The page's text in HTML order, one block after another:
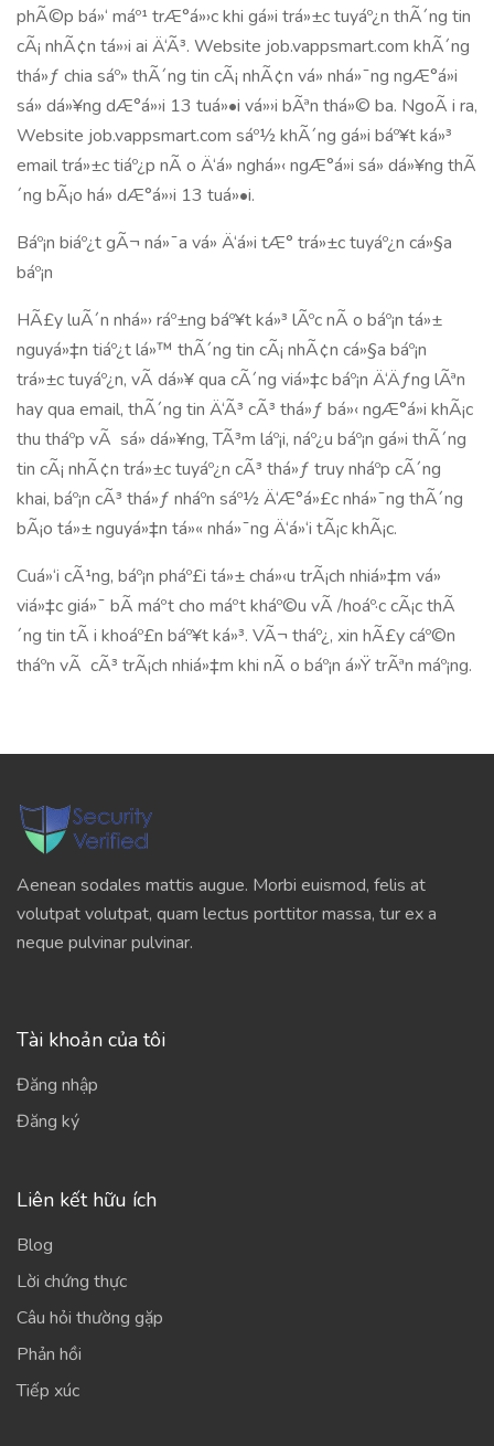
phÃ©p bá»‘ máº¹ trÆ°á»›c khi gá»­i trá»±c tuyáº¿n thÃ´ng tin
cÃ¡ nhÃ¢n tá»›i ai Ä‘Ã³. Website job.vappsmart.com khÃ´ng
thá»ƒ chia sáº» thÃ´ng tin cÃ¡ nhÃ¢n vá» nhá»¯ng ngÆ°á»i
sá»­ dá»¥ng dÆ°á»›i 13 tuá»•i vá»›i bÃªn thá»© ba. NgoÃ i ra,
Website job.vappsmart.com sáº½ khÃ´ng gá»­i báº¥t ká»³
email trá»±c tiáº¿p nÃ o Ä‘á» nghá»‹ ngÆ°á»i sá»­ dá»¥ng thÃ
´ng bÃ¡o há» dÆ°á»›i 13 tuá»•i.
Báº¡n biáº¿t gÃ¬ ná»¯a vá» Ä‘á»i tÆ° trá»±c tuyáº¿n cá»§a
báº¡n
HÃ£y luÃ´n nhá»› ráº±ng báº¥t ká»³ lÃºc nÃ o báº¡n tá»±
nguyá»‡n tiáº¿t lá»™ thÃ´ng tin cÃ¡ nhÃ¢n cá»§a báº¡n
trá»±c tuyáº¿n, vÃ­ dá»¥ qua cÃ´ng viá»‡c báº¡n Ä‘Äƒng lÃªn
hay qua email, thÃ´ng tin Ä‘Ã³ cÃ³ thá»ƒ bá»‹ ngÆ°á»i khÃ¡c
thu tháº­p vÃ sá»­ dá»¥ng, TÃ³m láº¡i, náº¿u báº¡n gá»­i thÃ´ng
tin cÃ¡ nhÃ¢n trá»±c tuyáº¿n cÃ³ thá»ƒ truy nháº­p cÃ´ng
khai, báº¡n cÃ³ thá»ƒ nháº­n sáº½ Ä‘Æ°á»£c nhá»¯ng thÃ´ng
bÃ¡o tá»± nguyá»‡n tá»« nhá»¯ng Ä‘á»‘i tÃ¡c khÃ¡c.
Cuá»‘i cÃ¹ng, báº¡n pháº£i tá»± chá»‹u trÃ¡ch nhiá»‡m vá»
viá»‡c giá»¯ bÃ­ máº­t cho máº­t kháº©u vÃ /hoáº·c cÃ¡c thÃ
´ng tin tÃ i khoáº£n báº¥t ká»³. VÃ¬ tháº¿, xin hÃ£y cáº©n
tháº­n vÃ cÃ³ trÃ¡ch nhiá»‡m khi nÃ o báº¡n á»Ÿ trÃªn máº¡ng.
Aenean sodales mattis augue. Morbi euismod, felis at
volutpat volutpat, quam lectus porttitor massa, tur ex a
neque pulvinar pulvinar.
Tài khoản của tôi
Đăng nhập
Đăng ký
Liên kết hữu ích
Blog
Lời chứng thực
Câu hỏi thường gặp
Phản hồi
Tiếp xúc